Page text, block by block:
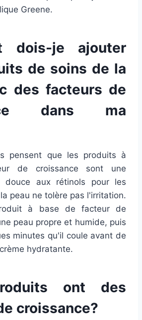
Greene.
dois-je ajouter
de soins de la
des facteurs de
dans ma
pensent que les produits à
de croissance sont une
douce aux rétinols pour les
peau ne tolère pas l'irritation.
à base de facteur de
peau propre et humide, puis
minutes qu'il coule avant de
hydratante.
ont des
croissance?